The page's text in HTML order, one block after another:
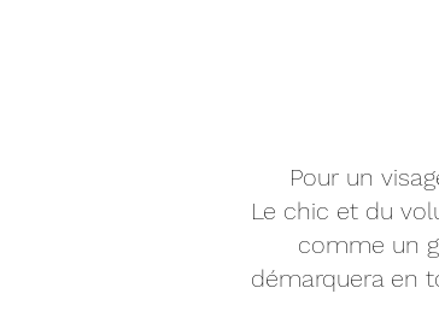
Pour un
Le chic et du
comme un
démarquera en